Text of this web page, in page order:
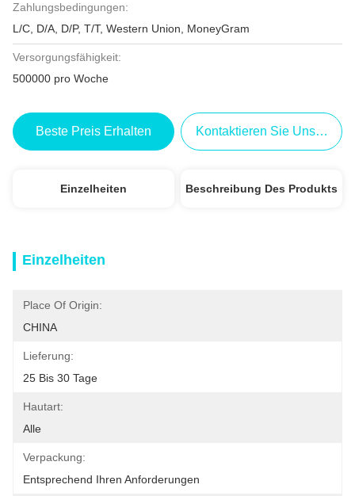
Zahlungsbedingungen:
L/C, D/A, D/P, T/T, Western Union, MoneyGram
Versorgungsfähigkeit:
500000 pro Woche
Beste Preis Erhalten Kontaktieren Sie Uns Jetzt
Einzelheiten Beschreibung Des Produkts
Einzelheiten
Place Of Origin:
CHINA
Lieferung:
25 Bis 30 Tage
Hautart:
Alle
Verpackung:
Entsprechend Ihren Anforderungen